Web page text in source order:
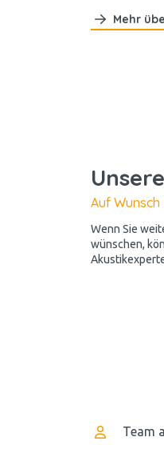
Mehr
Auf
Wenn Sie
wünschen,
Team